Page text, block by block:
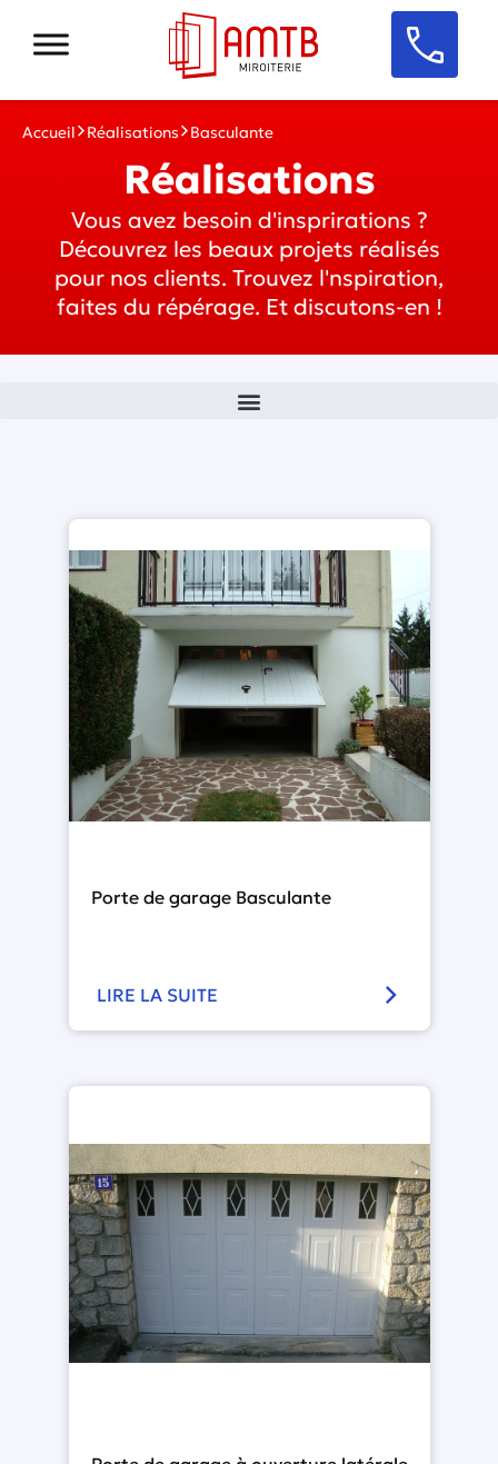
Accueil Réalisations Basculante
Réalisations
Vous avez besoin d'insprirations ?
Découvrez les beaux projets réalisés
pour nos clients. Trouvez l'nspiration,
faites du répérage. Et discutons-en !
Porte de garage Basculante
LIRE LA SUITE